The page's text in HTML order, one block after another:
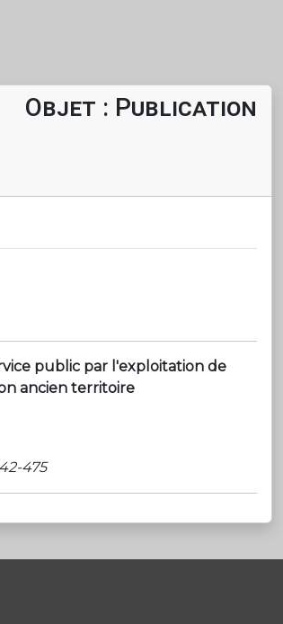
Objet : Publication
public par l'exploitation de
ancien territoire
475